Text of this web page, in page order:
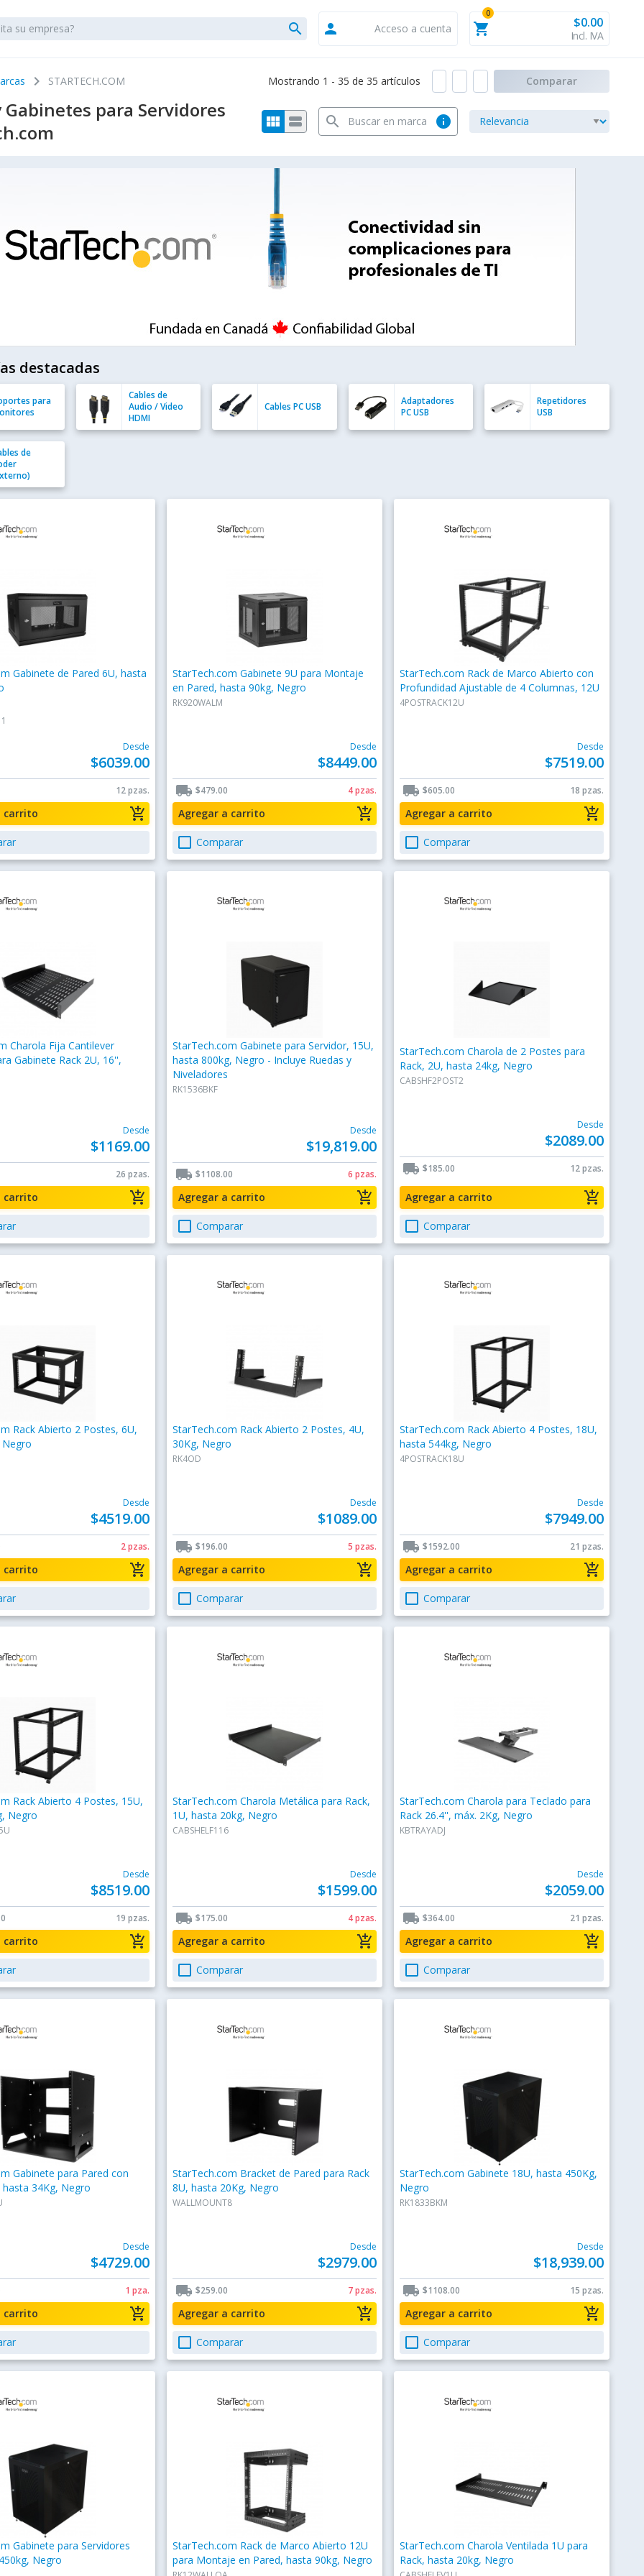
search person Acceso a cuenta shopping_cart
0
$0.00
Incl. IVA
chevron_right STARTECH.COM Mostrando 1 - 35 de 35 artículos Comparar
Gabinetes para Servidores
view_module view_stream info
search
destacadas
para
Cables de
Audio / Video
HDMI
Cables PC USB
Adaptadores
PC USB
Repetidores
USB
de
Gabinete de Pared 6U, hasta
1
Desde
$6039.00
12 pzas.
add_shopping_cart
carrito
StarTech.com Gabinete 9U para Montaje
en Pared, hasta 90kg, Negro
RK920WALM
Desde
$8449.00
local_shipping $479.00 4 pzas.
add_shopping_cart
Agregar a carrito
check_box_outline_blank Comparar
StarTech.com Rack de Marco Abierto con
Profundidad Ajustable de 4 Columnas, 12U
4POSTRACK12U
Desde
$7519.00
local_shipping $605.00 18 pzas.
add_shopping_cart
Agregar a carrito
check_box_outline_blank Comparar
Charola Fija Cantilever
Gabinete Rack 2U, 16'',
Desde
$1169.00
26 pzas.
add_shopping_cart
carrito
StarTech.com Gabinete para Servidor, 15U,
hasta 800kg, Negro - Incluye Ruedas y
Niveladores
RK1536BKF
Desde
$19,819.00
local_shipping $1108.00 6 pzas.
add_shopping_cart
Agregar a carrito
check_box_outline_blank Comparar
StarTech.com Charola de 2 Postes para
Rack, 2U, hasta 24kg, Negro
CABSHF2POST2
Desde
$2089.00
local_shipping $185.00 12 pzas.
add_shopping_cart
Agregar a carrito
check_box_outline_blank Comparar
Rack Abierto 2 Postes, 6U,
Desde
$4519.00
2 pzas.
add_shopping_cart
carrito
StarTech.com Rack Abierto 2 Postes, 4U,
30Kg, Negro
RK4OD
Desde
$1089.00
local_shipping $196.00 5 pzas.
add_shopping_cart
Agregar a carrito
check_box_outline_blank Comparar
StarTech.com Rack Abierto 4 Postes, 18U,
hasta 544kg, Negro
4POSTRACK18U
Desde
$7949.00
local_shipping $1592.00 21 pzas.
add_shopping_cart
Agregar a carrito
check_box_outline_blank Comparar
Rack Abierto 4 Postes, 15U,
Negro
Desde
$8519.00
19 pzas.
add_shopping_cart
carrito
StarTech.com Charola Metálica para Rack,
1U, hasta 20kg, Negro
CABSHELF116
Desde
$1599.00
local_shipping $175.00 4 pzas.
add_shopping_cart
Agregar a carrito
check_box_outline_blank Comparar
StarTech.com Charola para Teclado para
Rack 26.4'', máx. 2Kg, Negro
KBTRAYADJ
Desde
$2059.00
local_shipping $364.00 21 pzas.
add_shopping_cart
Agregar a carrito
check_box_outline_blank Comparar
Gabinete para Pared con
hasta 34Kg, Negro
Desde
$4729.00
1 pza.
add_shopping_cart
carrito
StarTech.com Bracket de Pared para Rack
8U, hasta 20Kg, Negro
WALLMOUNT8
Desde
$2979.00
local_shipping $259.00 7 pzas.
add_shopping_cart
Agregar a carrito
check_box_outline_blank Comparar
StarTech.com Gabinete 18U, hasta 450Kg,
Negro
RK1833BKM
Desde
$18,939.00
local_shipping $1108.00 15 pzas.
add_shopping_cart
Agregar a carrito
check_box_outline_blank Comparar
Gabinete para Servidores
Negro
StarTech.com Rack de Marco Abierto 12U
para Montaje en Pared, hasta 90kg, Negro
StarTech.com Charola Ventilada 1U para
Rack, hasta 20kg, Negro